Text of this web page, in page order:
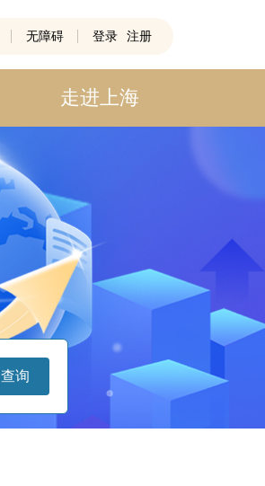
无障碍 登录 注册
走进上海
查询